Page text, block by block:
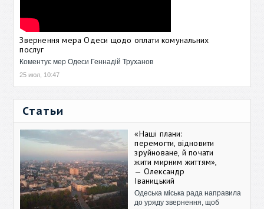
Звернення мера Одеси щодо оплати комунальних
послуг
Коментує мер Одеси Геннадій Труханов
25 июл, 10:47
Статьи
«Наші плани:
перемогти, відновити
зруйноване, й почати
жити мирним життям»,
— Олександр
Іваницький
Одеська міська рада направила
до уряду звернення, щоб